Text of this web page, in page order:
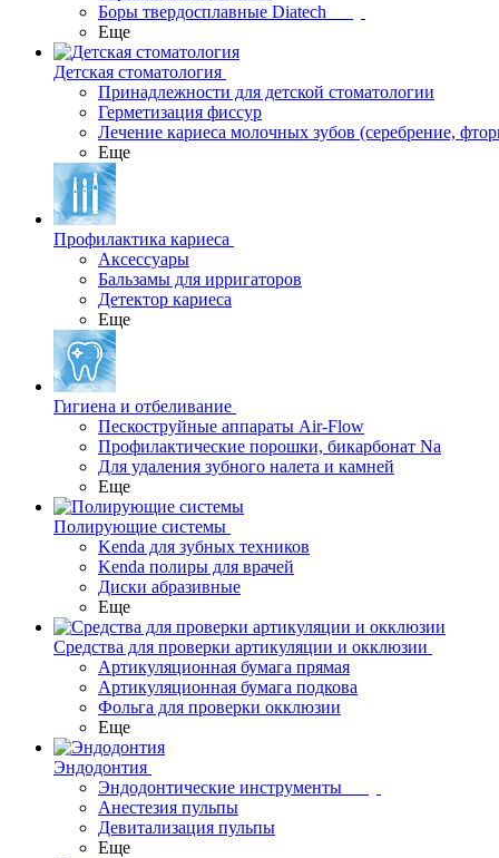
Боры твердосплавные Diatech
Еще
Детская стоматология
Принадлежности для детской стоматологии
Герметизация фиссур
Лечение кариеса молочных зубов (серебрение,
Еще
Профилактика кариеса
Аксессуары
Бальзамы для ирригаторов
Детектор кариеса
Еще
Гигиена и отбеливание
Пескоструйные аппараты Air-Flow
Профилактические порошки, бикарбонат Na
Для удаления зубного налета и камней
Еще
Полирующие системы
Kenda для зубных техников
Kenda полиры для врачей
Диски абразивные
Еще
Средства для проверки артикуляции и окклюзии
Артикуляционная бумага прямая
Артикуляционная бумага подкова
Фольга для проверки окклюзии
Еще
Эндодонтия
Эндодонтические инструменты
Анестезия пульпы
Девитализация пульпы
Еще